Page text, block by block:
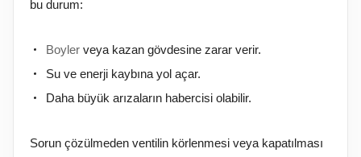
bu durum:
Boyler veya kazan gövdesine zarar verir.
Su ve enerji kaybına yol açar.
Daha büyük arızaların habercisi olabilir.
Sorun çözülmeden ventilin körlenmesi veya kapatılması